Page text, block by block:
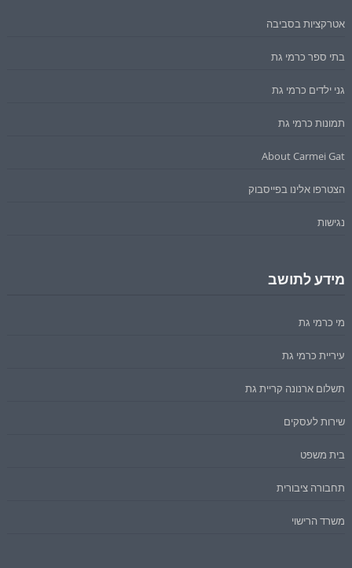
אטרקציות בסביבה
בתי ספר כרמי גת
גני ילדים כרמי גת
תמונות כרמי גת
About Carmei Gat
הצטרפו אלינו בפייסבוק
נגישות
מידע לתושב
מי כרמי גת
עיריית כרמי גת
תשלום ארנונה קריית גת
שירות לעסקים
בית משפט
תחבורה ציבורית
משרד הרישוי